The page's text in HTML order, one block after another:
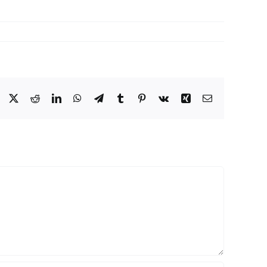
Facebook
X RedditLinkedInWhatsApp
TelegramTumblr Pinterest
Vk Xing Email